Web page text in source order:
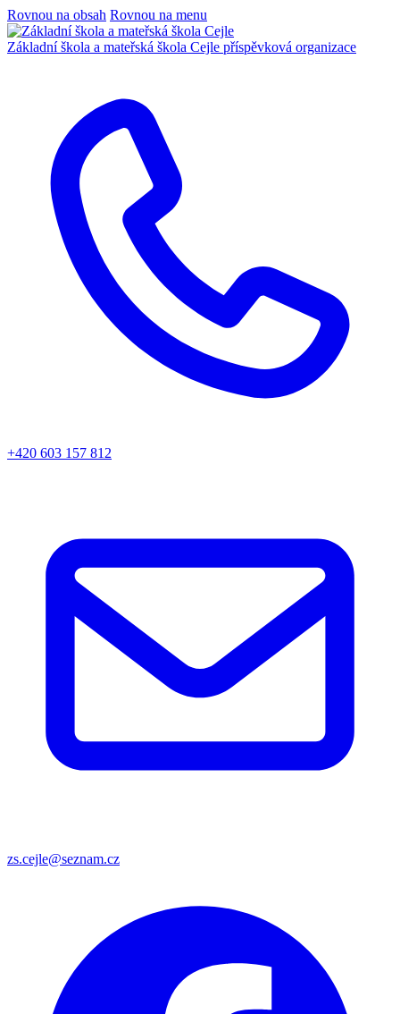
Rovnou na obsah Rovnou na menu
Základní škola a mateřská škola Cejle příspěvková organizace
+420 603 157 812
zs.cejle@seznam.cz